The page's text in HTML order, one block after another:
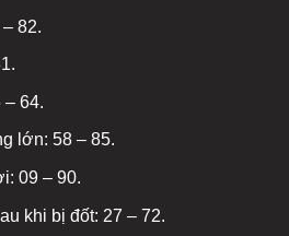
82.
– 64.
lớn: 58 – 85.
09 – 90.
khi bị đốt: 27 – 72.